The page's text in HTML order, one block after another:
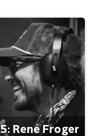
René Froger